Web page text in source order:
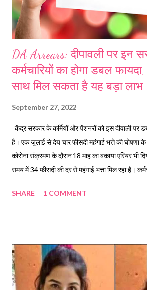
DA Arrears: दीपावली पर इन
कर्मचारियों का होगा डबल
साथ मिल सकता है यह बड़ा लाभ
September 27, 2022
केंद्र सरकार के कर्मियों और पेंशनरों को इस दीवाली पर
है। एक जुलाई से देय चार फीसदी महंगाई भत्ते की घोषणा के
कोरोना संक्रमण के दौरान 18 माह का बकाया एरियर भी
समय में 34 फीसदी की दर से महंगाई भत्ता मिल रहा है।
विगत 18 माह के एरियर का लाभ देकर कर्मचारियों को
कर्मचारी संगठन, सरकार पर लगातार दबाव बनाए हुए हैं।
केंद्र सरकार पर हमलावर है। इसके अलावा केंद्र सरकार
का मुद्दा भी उठा दिया है। इन परिस्थितियों में केंद्र
SHARE 1 COMMENT